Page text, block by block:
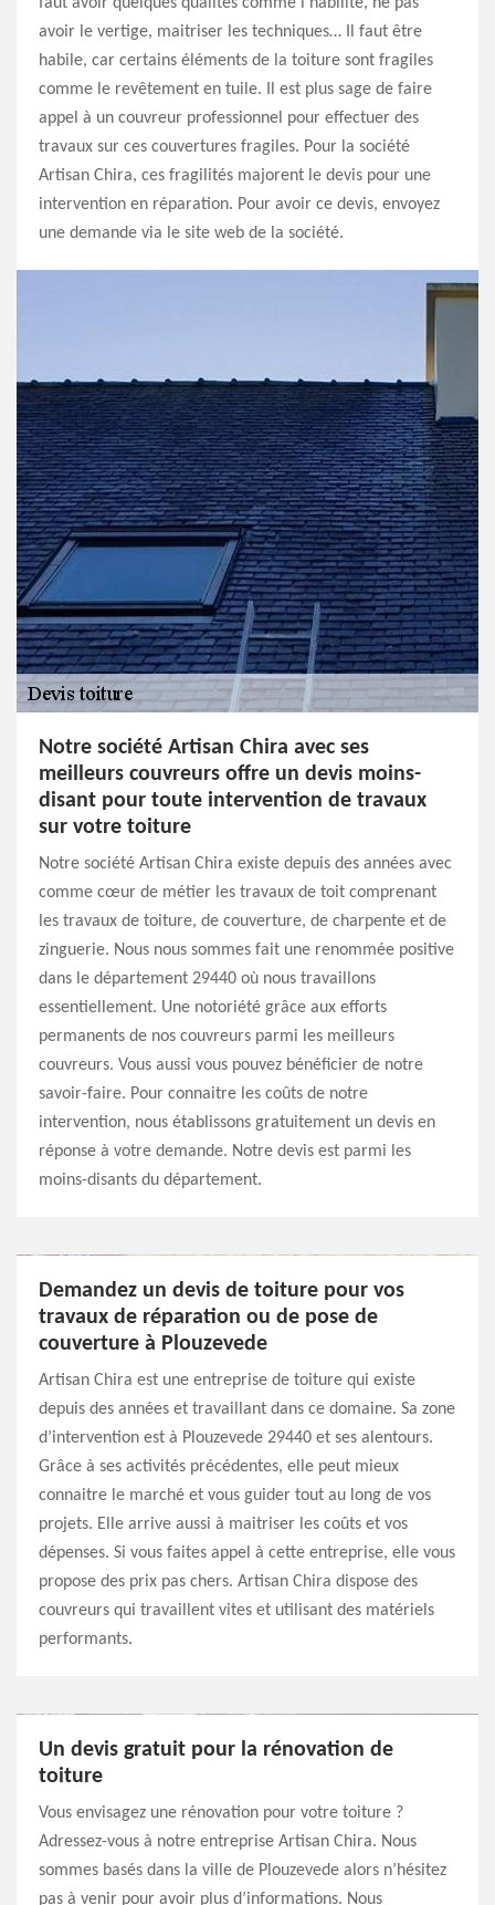
avoir le vertige, maitriser les techniques… Il faut être
habile, car certains éléments de la toiture sont fragiles
comme le revêtement en tuile. Il est plus sage de faire
appel à un couvreur professionnel pour effectuer des
travaux sur ces couvertures fragiles. Pour la société
Artisan Chira, ces fragilités majorent le devis pour une
intervention en réparation. Pour avoir ce devis, envoyez
une demande via le site web de la société.
Notre société Artisan Chira avec ses
meilleurs couvreurs offre un devis moins-
disant pour toute intervention de travaux
sur votre toiture
Notre société Artisan Chira existe depuis des années avec
comme cœur de métier les travaux de toit comprenant
les travaux de toiture, de couverture, de charpente et de
zinguerie. Nous nous sommes fait une renommée positive
dans le département 29440 où nous travaillons
essentiellement. Une notoriété grâce aux efforts
permanents de nos couvreurs parmi les meilleurs
couvreurs. Vous aussi vous pouvez bénéficier de notre
savoir-faire. Pour connaitre les coûts de notre
intervention, nous établissons gratuitement un devis en
réponse à votre demande. Notre devis est parmi les
moins-disants du département.
Demandez un devis de toiture pour vos
travaux de réparation ou de pose de
couverture à Plouzevede
Artisan Chira est une entreprise de toiture qui existe
depuis des années et travaillant dans ce domaine. Sa zone
d’intervention est à Plouzevede 29440 et ses alentours.
Grâce à ses activités précédentes, elle peut mieux
connaitre le marché et vous guider tout au long de vos
projets. Elle arrive aussi à maitriser les coûts et vos
dépenses. Si vous faites appel à cette entreprise, elle vous
propose des prix pas chers. Artisan Chira dispose des
couvreurs qui travaillent vites et utilisant des matériels
performants.
Un devis gratuit pour la rénovation de
toiture
Vous envisagez une rénovation pour votre toiture ?
Adressez-vous à notre entreprise Artisan Chira. Nous
sommes basés dans la ville de Plouzevede alors n’hésitez
pas à venir pour avoir plus d’informations. Nous